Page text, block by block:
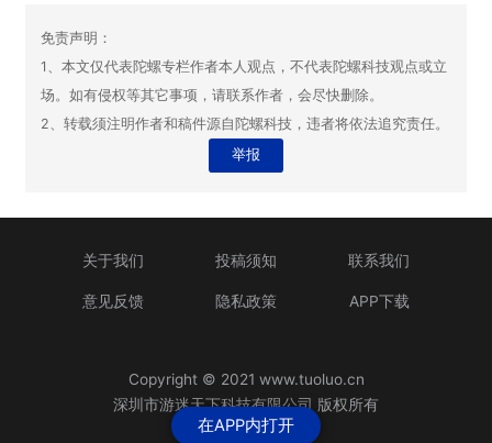
免责声明：
1、本文仅代表陀螺专栏作者本人观点，不代表陀螺科技观点或立
场。如有侵权等其它事项，请联系作者，会尽快删除。
2、转载须注明作者和稿件源自陀螺科技，违者将依法追究责任。
举报
在APP内打开
关于我们 投稿须知 联系我们
意见反馈 隐私政策 APP下载
Copyright © 2021 www.tuoluo.cn
深圳市游迷天下科技有限公司 版权所有
粤ICP备13090461号